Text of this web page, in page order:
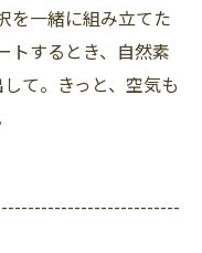
を一緒に組み立てた
トするとき、自然素
て。きっと、空気も